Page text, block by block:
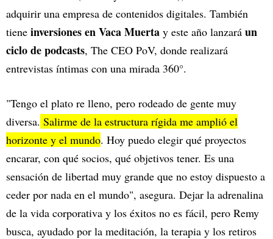
adquirir una empresa de contenidos digitales. También
tiene inversiones en Vaca Muerta y este año lanzará un
ciclo de podcasts, The CEO PoV, donde realizará
entrevistas íntimas con una mirada 360°.
"Tengo el plato re lleno, pero rodeado de gente muy
diversa. Salirme de la estructura rígida me amplió el
horizonte y el mundo. Hoy puedo elegir qué proyectos
encarar, con qué socios, qué objetivos tener. Es una
sensación de libertad muy grande que no estoy dispuesto a
ceder por nada en el mundo", asegura. Dejar la adrenalina
de la vida corporativa y los éxitos no es fácil, pero Remy
busca, ayudado por la meditación, la terapia y los retiros